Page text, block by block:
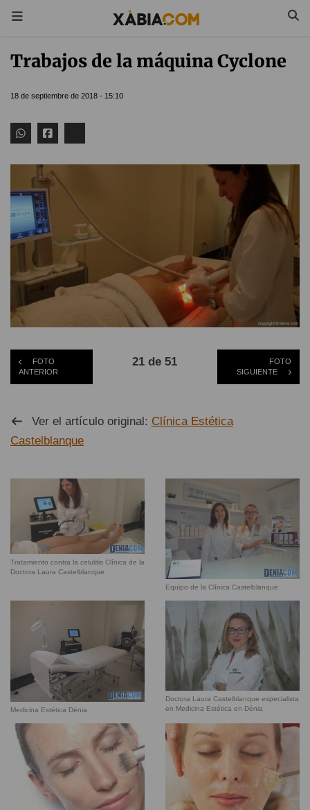
Trabajos de la máquina Cyclone
18 de septiembre de 2018 - 15:10
FOTO
ANTERIOR
21 de 51
FOTO
SIGUIENTE
Ver el artículo original: Clínica Estética
Castelblanque
Tratamiento contra la celulitis Clínica de la
Doctora Laura Castelblanque
Equipo de la Clínica Castelblanque
Medicina Estética Dénia
Doctora Laura Castelblanque especialista
en Medicina Estética en Dénia